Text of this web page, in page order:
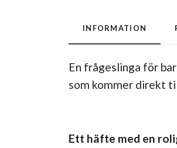
INFORMATION
En frågeslinga för
som kommer direkt
Ett häfte med en